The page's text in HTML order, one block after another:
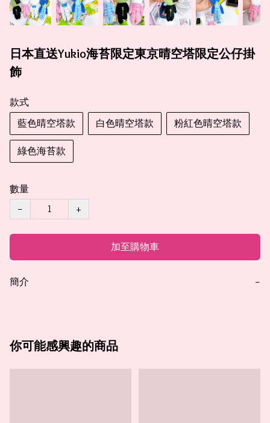
日本直送Yukio海苔限定東京晴空塔限定公仔掛
飾
款式
藍色晴空塔款
白色晴空塔款 粉紅色晴空塔款
綠色海苔款
數量
−
+
加至購物車
簡介 −
你可能感興趣的商品